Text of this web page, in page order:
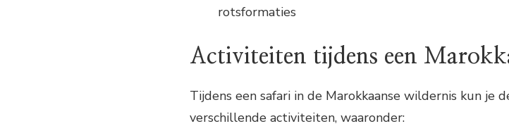
rotsformaties
Activiteiten tijdens een
Tijdens een safari in de Marokkaanse wildernis kun je
verschillende activiteiten, waaronder: